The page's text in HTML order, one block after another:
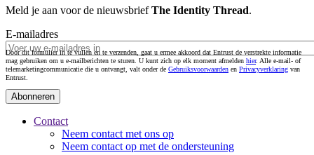
Meld je aan voor de nieuwsbriefThe Identity Thread.
E-mailadres
Door dit formulier in te vullen en te verzenden, gaat u ermee akkoord dat Entrust de verstrekte informatie
mag gebruiken om u e-mailberichten te sturen. U kunt zich op elk moment afmelden hier. Alle e-mail- of
telemarketingcommunicatie die u ontvangt, valt onder de Gebruiksvoorwaarden en Privacyverklaring van
Entrust.
Contact
Neem contact met ons op
Neem contact op met de ondersteuning